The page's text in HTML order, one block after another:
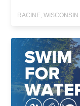
RACINE, WISCONSIN